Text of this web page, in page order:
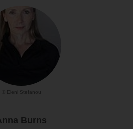
© Eleni Stefanou
Burns